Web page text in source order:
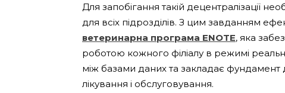
Для запобігання такій децентралізації
для всіх підрозділів. З цим завданням
ветеринарна програма ENOTE, яка
роботою кожного філіалу в режимі
між базами даних та закладає
лікування і обслуговування.